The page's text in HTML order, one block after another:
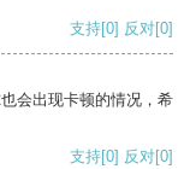
支持[0] 反对[0]
会出现卡顿的情况，希
支持[0] 反对[0]